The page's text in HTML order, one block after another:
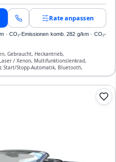
Rate anpassen
· CO₂-Emissionen komb. 282 g/km · CO₂-
Gebraucht, Heckantrieb,
/ Xenon, Multifunktionslenkrad,
Start/Stopp-Automatik, Bluetooth,
ESP, ABS, Klimatisierung, Front-